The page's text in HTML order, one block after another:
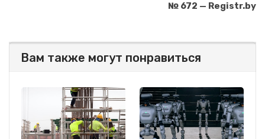
№ 672 — Registr.by
Вам также могут понравиться